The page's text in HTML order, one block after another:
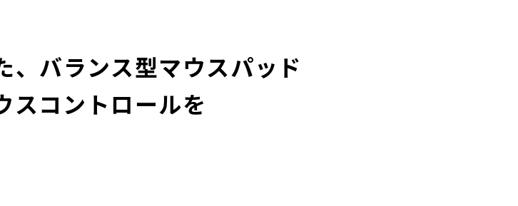
、バランス型マウスパッド
スコントロールを